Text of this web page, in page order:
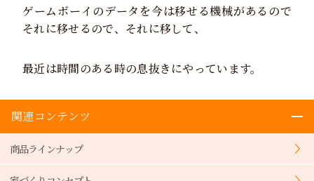
ゲームボーイのデータを今は移せる機械があるので
それに移せるので、それに移して、
最近は時間のある時の息抜きにやっています。
関連コンテンツ
商品ラインナップ